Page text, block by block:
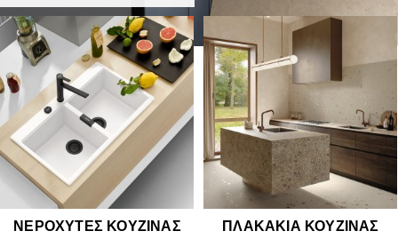
ΝΕΡΟΧΎΤΕΣ ΚΟΥΖΊΝΑΣ ΠΛΑΚΆΚΙΑ ΚΟΥΖΊΝΑΣ